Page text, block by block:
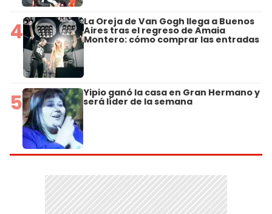
4 La Oreja de Van Gogh llega a Buenos
Aires tras el regreso de Amaia
Montero: cómo comprar las entradas
5 Yipio ganó la casa en Gran Hermano y
será líder de la semana